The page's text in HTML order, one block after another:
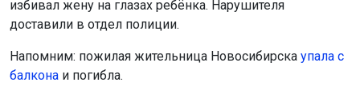
избивал жену на глазах ребёнка. Нарушителя
доставили в отдел полиции.
Напомним: пожилая жительница Новосибирска упала с
балкона и погибла.